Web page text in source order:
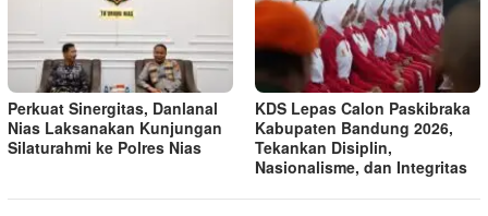
Perkuat Sinergitas, Danlanal
Nias Laksanakan Kunjungan
Silaturahmi ke Polres Nias
KDS Lepas Calon Paskibraka
Kabupaten Bandung 2026,
Tekankan Disiplin,
Nasionalisme, dan Integritas